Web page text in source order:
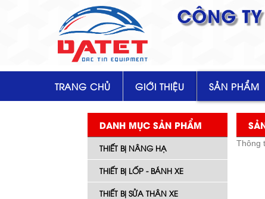
CÔNG
TRANG CHỦ GIỚI THIỆU SẢN PHẨM
DANH MỤC SẢN PHẨM
THIẾT BỊ NÂNG HẠ
THIẾT BỊ LỐP - BÁNH XE
THIẾT BỊ SỬA THÂN XE
Thông